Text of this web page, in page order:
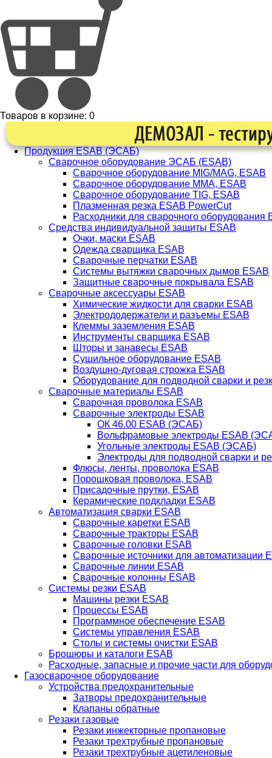
Товаров в корзине: 0
Продукция ESAB (ЭСАБ)
Сварочное оборудование ЭСАБ (ESAB)
Сварочное оборудование MIG/MAG, ESAB
Сварочное оборудование ММА, ESAB
Сварочное оборудование TIG, ESAB
Плазменная резка ESAB PowerCut
Расходники для сварочного оборудования
Средства индивидуальной защиты ESAB
Очки, маски ESAB
Одежда сварщика ESAB
Сварочные перчатки ESAB
Системы вытяжки сварочных дымов ESAB
Защитные сварочные покрывала ESAB
Сварочные аксессуары ESAB
Химические жидкости для сварки ESAB
Электрододержатели и разъемы ESAB
Клеммы заземления ESAB
Инструменты сварщика ESAB
Шторы и занавесы ESAB
Сушильное оборудование ESAB
Воздушно-дуговая строжка ESAB
Оборудование для подводной сварки и
Сварочные материалы ESAB
Сварочная проволока ESAB
Сварочные электроды ESAB
ОК 46.00 ESAB (ЭСАБ)
Вольфрамовые электроды ESAB
Угольные электроды ESAB (ЭСАБ)
Электроды для подводной сварки и
Флюсы, ленты, проволока ESAB
Порошковая проволока, ESAB
Присадочные прутки, ESAB
Керамические подкладки ESAB
Автоматизация сварки ESAB
Сварочные каретки ESAB
Сварочные тракторы ESAB
Сварочные головки ESAB
Сварочные источники для автоматизации
Сварочные линии ESAB
Сварочные колонны ESAB
Системы резки ESAB
Машины резки ESAB
Процессы ESAB
Программное обеспечение ESAB
Системы управления ESAB
Столы и системы очистки ESAB
Брошюры и каталоги ESAB
Расходные, запасные и прочие части для
Газосварочное оборудование
Устройства предохранительные
Затворы предохранительные
Клапаны обратные
Резаки газовые
Резаки инжекторные пропановые
Резаки трехтрубные пропановые
Резаки трехтрубные ацетиленовые